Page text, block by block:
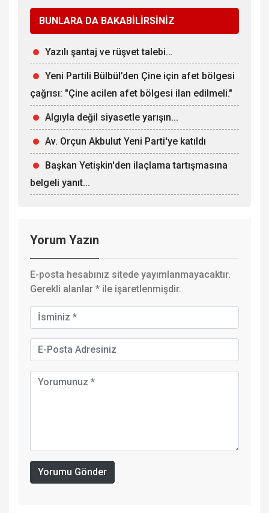
BUNLARA DA BAKABİLİRSİNİZ
Yazılı şantaj ve rüşvet talebi…
Yeni Partili Bülbül’den Çine için afet bölgesi
çağrısı: "Çine acilen afet bölgesi ilan edilmeli."
Algıyla değil siyasetle yarışın...
Av. Orçun Akbulut Yeni Parti'ye katıldı
Başkan Yetişkin'den ilaçlama tartışmasına
belgeli yanıt...
Yorum Yazın
E-posta hesabınız sitede yayımlanmayacaktır.
Gerekli alanlar * ile işaretlenmişdir.
Yorumu Gönder